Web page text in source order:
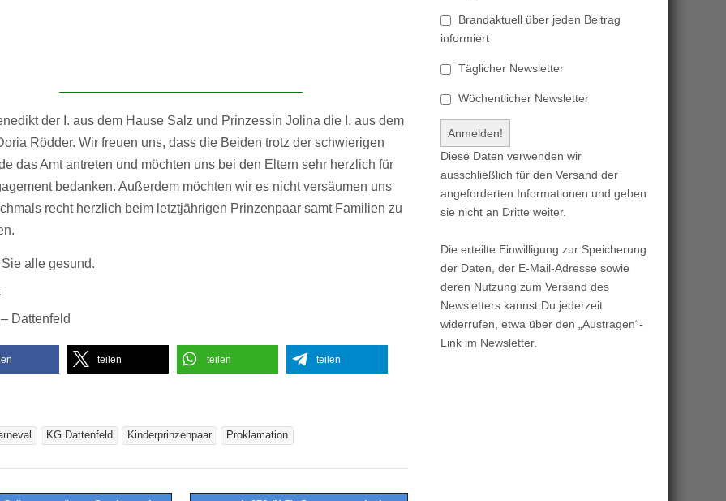
der I. aus dem Hause Salz und Prinzessin Jolina die I. aus dem
Rödder. Wir freuen uns, dass die Beiden trotz der schwierigen
das Amt antreten und möchten uns bei den Eltern sehr herzlich für
bedanken. Außerdem möchten wir es nicht versäumen uns
recht herzlich beim letztjährigen Prinzenpaar samt Familien zu
alle gesund.
– Dattenfeld
teilen teilen teilen
KG Dattenfeld Kinderprinzenpaar Proklamation
Brandaktuell über jeden Beitrag
informiert
Täglicher Newsletter
Wöchentlicher Newsletter
Diese Daten verwenden wir
ausschließlich für den Versand der
angeforderten Informationen und geben
sie nicht an Dritte weiter.
Die erteilte Einwilligung zur Speicherung
der Daten, der E-Mail-Adresse sowie
deren Nutzung zum Versand des
Newsletters kannst Du jederzeit
widerrufen, etwa über den „Austragen“-
Link im Newsletter.